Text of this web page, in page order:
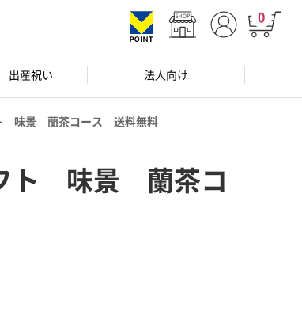
0
出産祝い 法人向け
味景 蘭茶コース 送料無料
ト 味景 蘭茶コ